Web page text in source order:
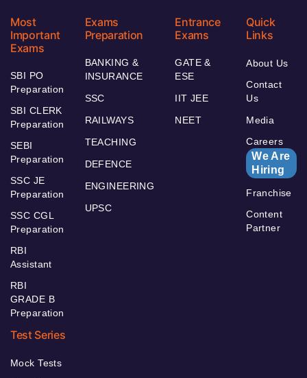
Most
Important
Exams
SBI PO
Preparation
SBI CLERK
Preparation
SEBI
Preparation
SSC JE
Preparation
SSC CGL
Preparation
RBI
Assistant
RBI
GRADE B
Preparation
Exams
Preparation
BANKING &
INSURANCE
SSC
RAILWAYS
TEACHING
DEFENCE
ENGINEERING
UPSC
Entrance
Exams
GATE &
ESE
IIT JEE
NEET
Quick
Links
About Us
Contact
Us
Media
Careers
We Are
Hiring
Franchise
Content
Partner
Test Series
Mock Tests